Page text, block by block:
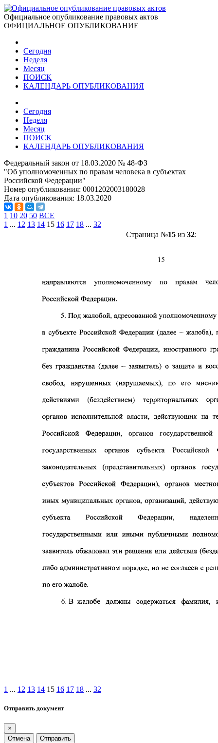
Официальное опубликование правовых актов
ОФИЦИАЛЬНОЕ ОПУБЛИКОВАНИЕ
Сегодня
Неделя
Месяц
ПОИСК
КАЛЕНДАРЬ ОПУБЛИКОВАНИЯ
Сегодня
Неделя
Месяц
ПОИСК
КАЛЕНДАРЬ ОПУБЛИКОВАНИЯ
Федеральный закон от 18.03.2020 № 48-ФЗ
"Об уполномоченных по правам человека в субъектах
Российской Федерации"
Номер опубликования: 0001202003180028
Дата опубликования: 18.03.2020
1 10 20 50 ВСЕ
1 ... 12 13 14 15 16 17 18 ... 32
Страница №15из 32:
1 ... 12 13 14 15 16 17 18 ... 32
Отправить документ
×
Отмена
Отправить